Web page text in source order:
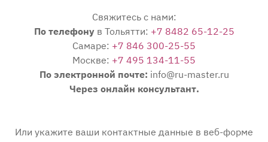
Свяжитесь с нами:
По телефонув Тольятти: +7 8482 65-12-25
Самаре: +7 846 300-25-55
Москве: +7 495 134-11-55
По электронной почте: info@ru-master.ru
Через онлайн консультант.
Или укажите ваши контактные данные в веб-форме